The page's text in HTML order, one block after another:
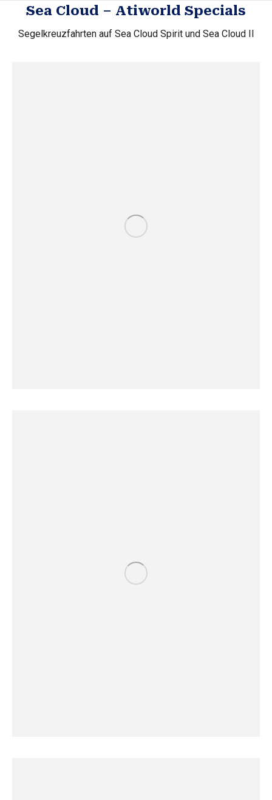
Sea Cloud – Atiworld Specials
Segelkreuzfahrten auf Sea Cloud Spirit und Sea Cloud II